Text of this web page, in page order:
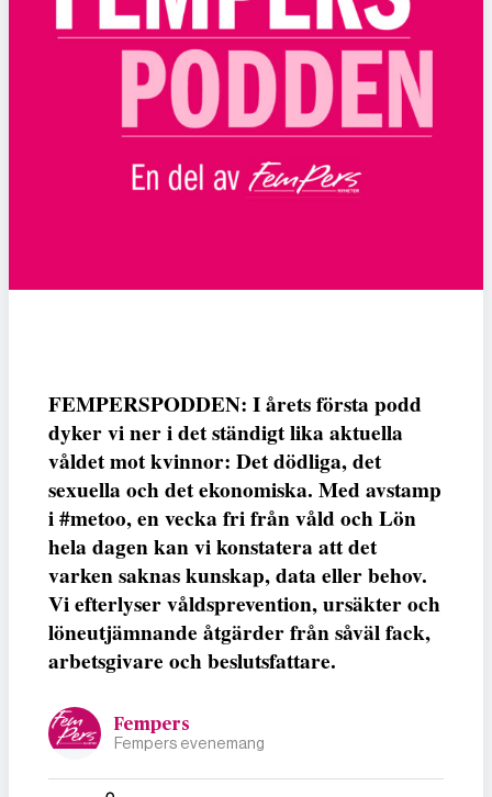
FEMPERSPODDEN: I årets första podd
dyker vi ner i det ständigt lika aktuella
våldet mot kvinnor: Det dödliga, det
sexuella och det ekonomiska. Med avstamp
i #metoo, en vecka fri från våld och Lön
hela dagen kan vi konstatera att det
varken saknas kunskap, data eller behov.
Vi efterlyser våldsprevention, ursäkter och
löneutjämnande åtgärder från såväl fack,
arbetsgivare och beslutsfattare.
Fempers
Fempers evenemang